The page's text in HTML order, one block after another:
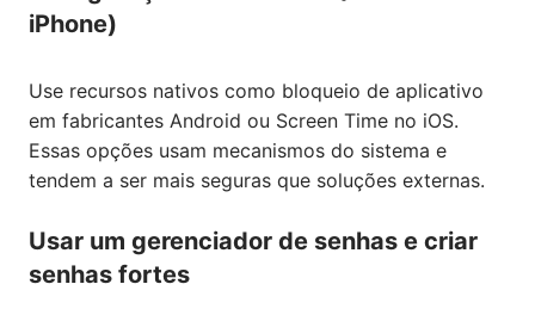
iPhone)
Use recursos nativos como bloqueio de aplicativo
em fabricantes Android ou Screen Time no iOS.
Essas opções usam mecanismos do sistema e
tendem a ser mais seguras que soluções externas.
Usar um gerenciador de senhas e criar
senhas fortes